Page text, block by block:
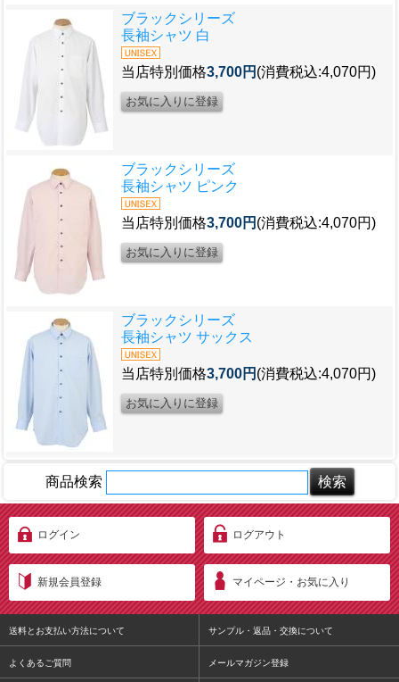
ブラックシリーズ
長袖シャツ 白
当店特別価格3,700円 (消費税込:4,070円)
ブラックシリーズ
長袖シャツ ピンク
当店特別価格3,700円 (消費税込:4,070円)
ブラックシリーズ
長袖シャツ サックス
当店特別価格3,700円 (消費税込:4,070円)
商品検索
ログイン ログアウト
新規会員登録 マイページ・お気に入り
送料とお支払い方法について サンプル・返品・交換について
よくあるご質問 メールマガジン登録